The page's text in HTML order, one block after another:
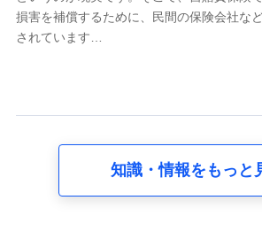
る情報、アプリケーション利用時の
購入されたサービスや商品の名称・
する情報、アンケートの回答に関する
の内容、保険料、保険料のお支払方法
走行距離などの情報、建物の構造や築
損害を補償するために、民間の保険会社な
されています…
知識・情報をもっと